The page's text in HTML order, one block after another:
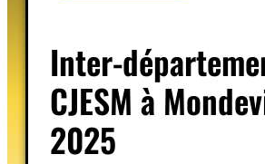
Inter-
CJESM à
2025